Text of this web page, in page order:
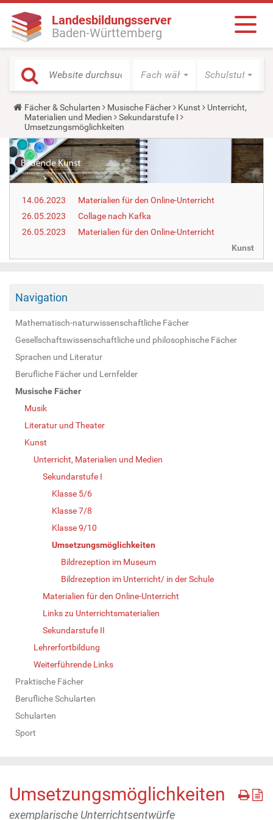
Landesbildungsserver
Baden-Württemberg
Fach wählen Schulstufe
Y
o
u
a
r
e
h
e
r
:
Fächer & Schularten Musische Fächer Kunst
Unterricht,
Materialien und Medien
Sekundarstufe I
Umsetzungsmöglichkeiten
14.06.2023
Materialien für den Online-Unterricht
26.05.2023
Collage nach Kafka
26.05.2023
Materialien für den Online-Unterricht
Kunst
Navigation
Mathematisch-naturwissenschaftliche Fächer
Gesellschaftswissenschaftliche und philosophische Fächer
Sprachen und Literatur
Berufliche Fächer und Lernfelder
Musische Fächer
Musik
Literatur und Theater
Kunst
Unterricht, Materialien und Medien
Sekundarstufe I
Klasse 5/6
Klasse 7/8
Klasse 9/10
Umsetzungsmöglichkeiten
Bildrezeption im Museum
Bildrezeption im Unterricht/ in der Schule
Materialien für den Online-Unterricht
Links zu Unterrichtsmaterialien
Sekundarstufe II
Lehrerfortbildung
Weiterführende Links
Praktische Fächer
Berufliche Schularten
Schularten
Sport
Umsetzungsmöglichkeiten
exemplarische Unterrichtsentwürfe